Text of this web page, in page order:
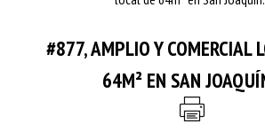
#877, AMPLIO Y COMERCIAL
64M² EN SAN